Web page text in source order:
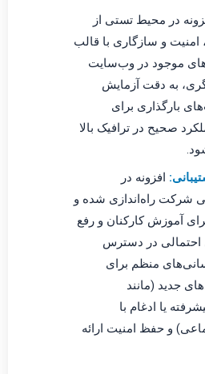
در محیط تستی از
امنیت و سازگاری با قالب
موجود در وب‌سایت
به دقت آزمایش
بارگذاری برای
صحیح در ترافیک بالا
افزونه در
شرکت راه‌اندازی شده و
آموزش کارکنان و رفع
احتمالی در دسترس
منظم برای
جدید (مانند
یا ادغام با
و حفظ امنیت ارائه